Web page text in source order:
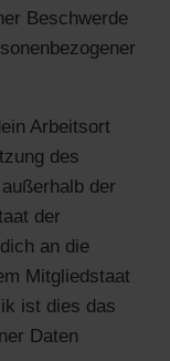
Beschwerde
Arbeitsort
des
der
der
an die
Mitgliedstaat
ist dies das
Daten